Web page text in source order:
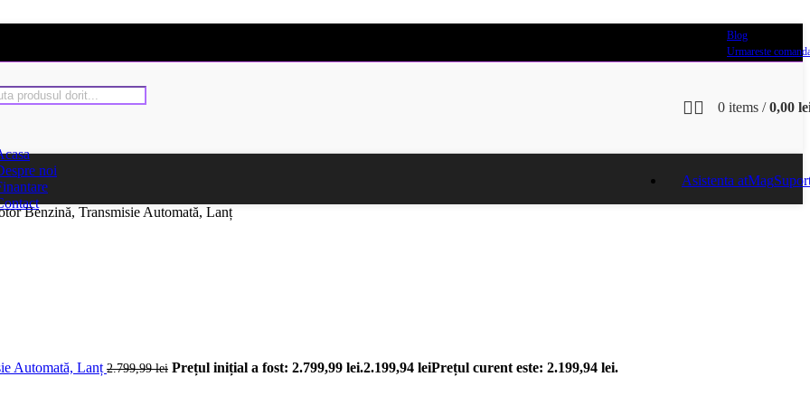
Blog
Urmareste
0 items / 0,00
noi
Asistenta atMag
Benzină, Transmisie Automată, Lanț
Automată, Lanț 2.799,99lei Prețul inițial a fost: 2.799,99 lei.2.199,94 leiPrețul curent este: 2.199,94 lei.